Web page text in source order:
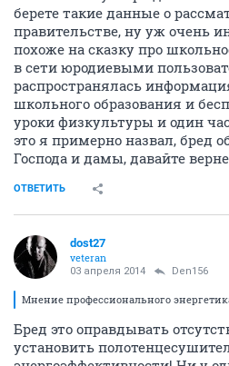
берете такие данные о
правительстве, ну уж очень
похоже на сказку про
в сети юродиевыми
распространялась
школьного образования и
уроки физкультуры и один
это я примерно назвал, бред
Господа и дамы, давайте
ОТВЕТИТЬ
dost27
veteran
03 апреля 2014 Den156
Мнение профессионального
Бред это оправдывать
установить